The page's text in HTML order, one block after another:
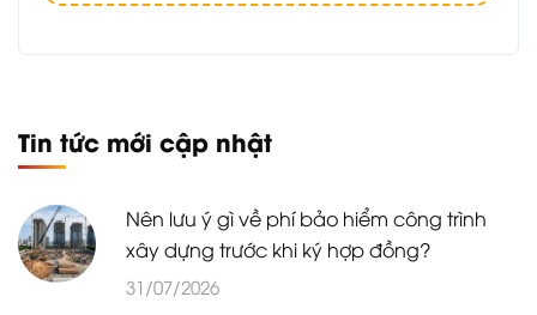
Tin tức mới cập nhật
Nên lưu ý gì về phí bảo hiểm công trình
xây dựng trước khi ký hợp đồng?
31/07/2026